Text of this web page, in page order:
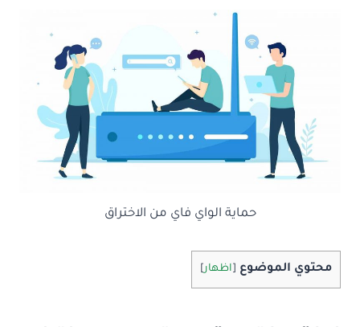
حماية الواي فاي من الاختراق
محتوي الموضوع [اظهار]